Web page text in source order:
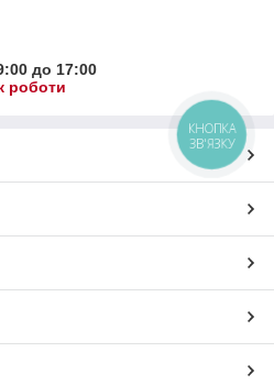
до 17:00
роботи
КНОПКА
ЗВ'ЯЗКУ